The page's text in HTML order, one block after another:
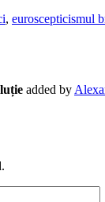
, euroscepticismul
added by